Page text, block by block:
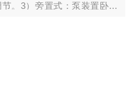
。3）旁置式：泵装置卧式
千瓦以上的系统。